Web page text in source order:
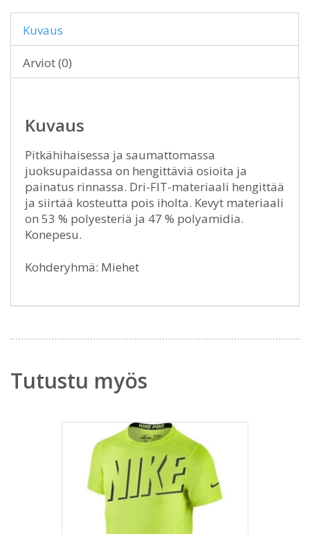
Kuvaus
Arviot (0)
Kuvaus
Pitkähihaisessa ja saumattomassa
juoksupaidassa on hengittäviä osioita ja
painatus rinnassa. Dri-FIT-materiaali hengittää
ja siirtää kosteutta pois iholta. Kevyt materiaali
on 53 % polyesteriä ja 47 % polyamidia.
Konepesu.
Kohderyhmä: Miehet
Tutustu myös